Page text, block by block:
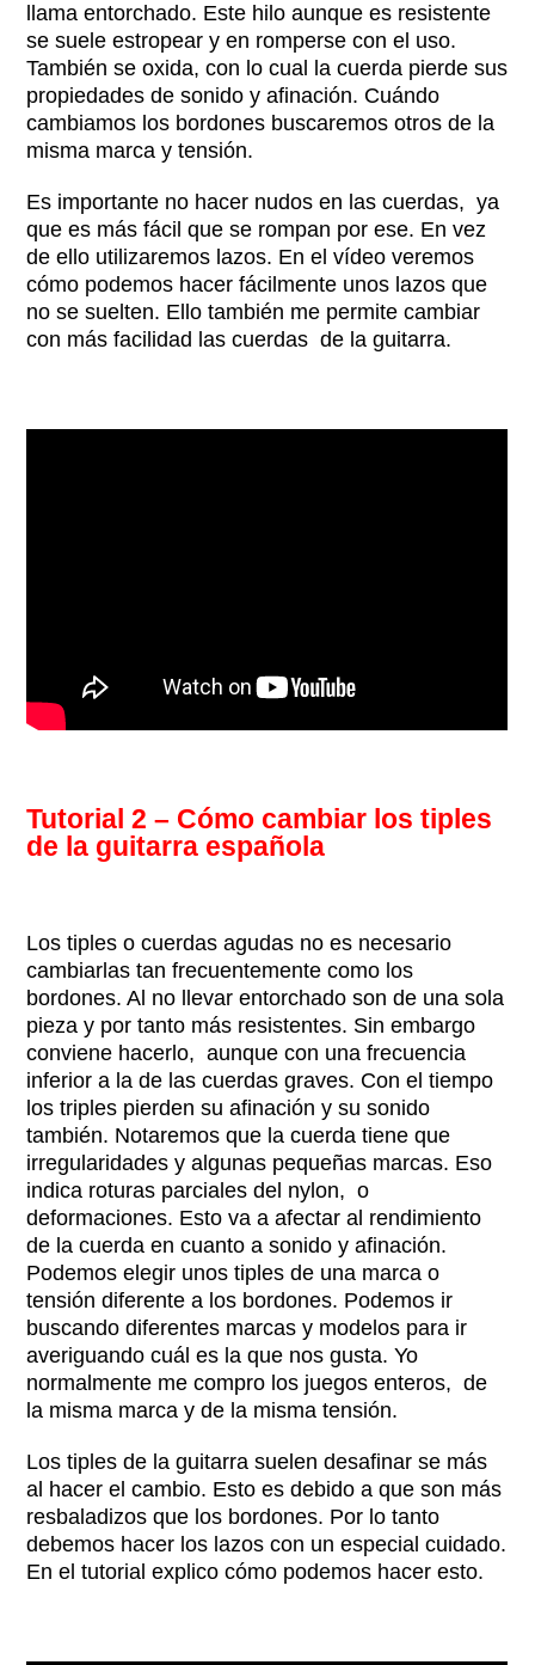
llama entorchado. Este hilo aunque es resistente
se suele estropear y en romperse con el uso.
También se oxida, con lo cual la cuerda pierde sus
propiedades de sonido y afinación. Cuándo
cambiamos los bordones buscaremos otros de la
misma marca y tensión.
Es importante no hacer nudos en las cuerdas, ya
que es más fácil que se rompan por ese. En vez
de ello utilizaremos lazos. En el vídeo veremos
cómo podemos hacer fácilmente unos lazos que
no se suelten. Ello también me permite cambiar
con más facilidad las cuerdas de la guitarra.
Tutorial 2 – Cómo cambiar los tiples
de la guitarra española
Los tiples o cuerdas agudas no es necesario
cambiarlas tan frecuentemente como los
bordones. Al no llevar entorchado son de una sola
pieza y por tanto más resistentes. Sin embargo
conviene hacerlo, aunque con una frecuencia
inferior a la de las cuerdas graves. Con el tiempo
los triples pierden su afinación y su sonido
también. Notaremos que la cuerda tiene que
irregularidades y algunas pequeñas marcas. Eso
indica roturas parciales del nylon, o
deformaciones. Esto va a afectar al rendimiento
de la cuerda en cuanto a sonido y afinación.
Podemos elegir unos tiples de una marca o
tensión diferente a los bordones. Podemos ir
buscando diferentes marcas y modelos para ir
averiguando cuál es la que nos gusta. Yo
normalmente me compro los juegos enteros, de
la misma marca y de la misma tensión.
Los tiples de la guitarra suelen desafinar se más
al hacer el cambio. Esto es debido a que son más
resbaladizos que los bordones. Por lo tanto
debemos hacer los lazos con un especial cuidado.
En el tutorial explico cómo podemos hacer esto.